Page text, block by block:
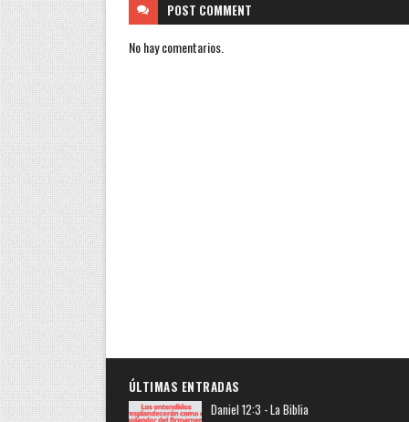
POST COMMENT
No hay comentarios.
ÚLTIMAS ENTRADAS
Daniel 12:3 - La Biblia